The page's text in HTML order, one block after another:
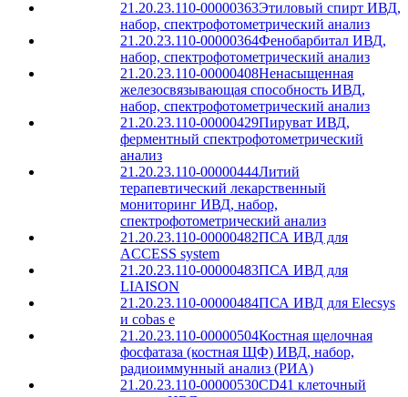
21.20.23.110-00000363Этиловый спирт ИВД,
набор, спектрофотометрический анализ
21.20.23.110-00000364Фенобарбитал ИВД,
набор, спектрофотометрический анализ
21.20.23.110-00000408Ненасыщенная
железосвязывающая способность ИВД,
набор, спектрофотометрический анализ
21.20.23.110-00000429Пируват ИВД,
ферментный спектрофотометрический
анализ
21.20.23.110-00000444Литий
терапевтический лекарственный
мониторинг ИВД, набор,
спектрофотометрический анализ
21.20.23.110-00000482ПСА ИВД для
ACCESS system
21.20.23.110-00000483ПСА ИВД для
LIAISON
21.20.23.110-00000484ПСА ИВД для Elecsys
и cobas е
21.20.23.110-00000504Костная щелочная
фосфатаза (костная ЩФ) ИВД, набор,
радиоиммунный анализ (РИА)
21.20.23.110-00000530CD41 клеточный